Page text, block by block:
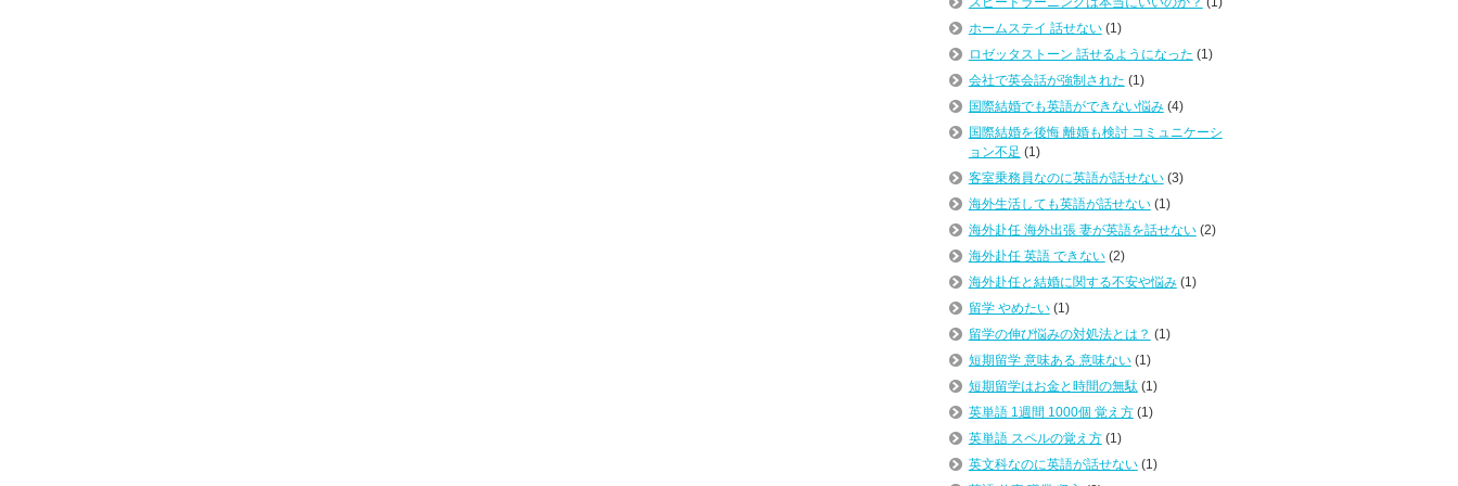
ホームステイ 話せない(1)
ロゼッタストーン 話せるようになった (1)
会社で英会話が強制された (1)
国際結婚でも英語ができない悩み(4)
国際結婚を後悔 離婚も検討 コミュニケーシ
ョン不足 (1)
客室乗務員なのに英語が話せない(3)
海外生活しても英語が話せない(1)
海外赴任 海外出張 妻が英語を話せない(2)
海外赴任 英語 できない(2)
海外赴任と結婚に関する不安や悩み(1)
留学 やめたい(1)
留学の伸び悩みの対処法とは？ (1)
短期留学 意味ある 意味ない(1)
短期留学はお金と時間の無駄 (1)
英単語 1週間 1000個 覚え方(1)
英単語 スペルの覚え方(1)
英文科なのに英語が話せない(1)